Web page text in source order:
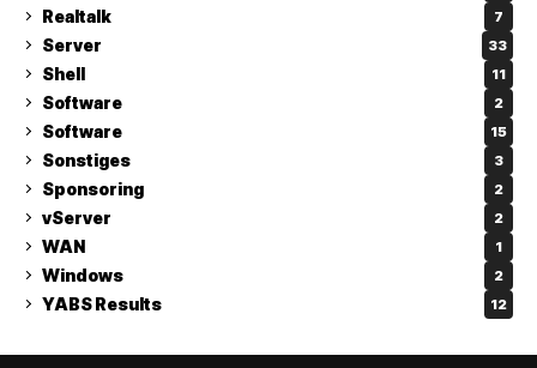
Realtalk 7
Server 33
Shell 11
Software 2
Software 15
Sonstiges 3
Sponsoring 2
vServer 2
WAN 1
Windows 2
YABS Results 12